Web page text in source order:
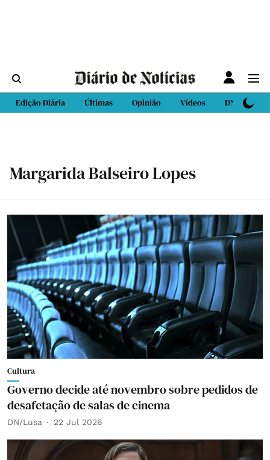
Edição Diária Últimas Opinião Vídeos DN Sport
Margarida Balseiro Lopes
Cultura
Governo decide até novembro sobre pedidos de
desafetação de salas de cinema
DN/Lusa 22 Jul 2026